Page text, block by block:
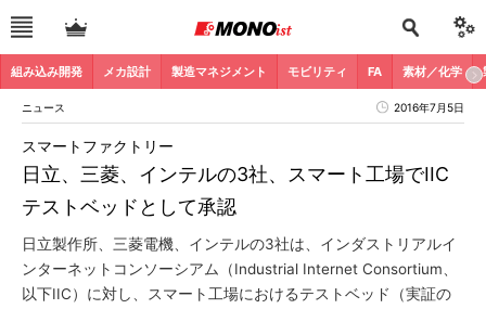
組み込み開発 メカ設計 製造マネジメント モビリティ FA 素材／化学
ニュース 2016年7月5日
日立、三菱、インテルの3社、スマート工場でIIC
テストベッドとして承認
スマートファクトリー
日立製作所、三菱電機、インテルの3社は、インダストリアルイ
ンターネットコンソーシアム（Industrial Internet Consortium、
以下IIC）に対し、スマート工場におけるテストベッド（実証の